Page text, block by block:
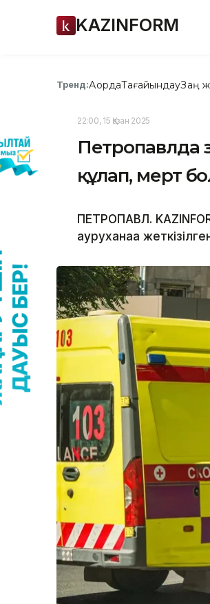
KAZINFORM
Тренд:АқордаТағайындауЗаң
22:00, 15 Қазан 2025
Петропавлда
құлап, мерт
ПЕТРОПАВЛ.
ауруханаға